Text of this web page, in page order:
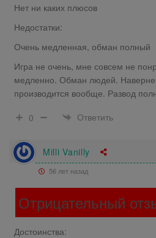
Нет ни каких плюсов
Недостатки:
Очень медленная, обман полный
Игра не очень, мне совсем не
медленно. Обман людей.
производится вообще. Развод
0
Ответить
Milli Vanilly
56 лет назад
Отрицательный
Достоинства: